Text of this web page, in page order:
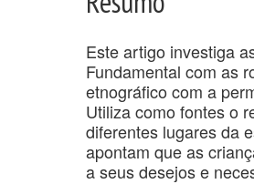
Este artigo investiga
Fundamental com as
etnográfico com a
Utiliza como fontes o
diferentes lugares da
apontam que as
a seus desejos e